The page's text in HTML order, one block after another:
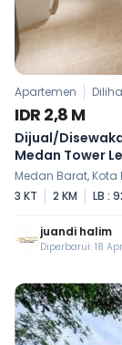
Apartemen
IDR 2,8 M
Dijual/
Medan Tower
Medan Barat, Kota
3 KT
2 KM LB :
juandi halim
Diperbarui: 18